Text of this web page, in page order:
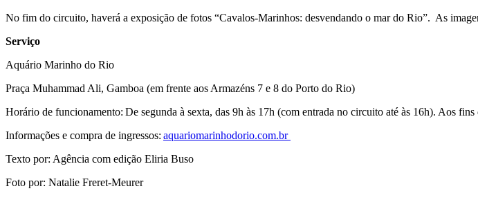
No fim do circuito, haverá a exposição de fotos “Cavalos-Marinhos: desvendando o mar do Rio”. As
Serviço
Aquário Marinho do Rio
Praça Muhammad Ali, Gamboa (em frente aos Armazéns 7 e 8 do Porto do Rio)
Horário de funcionamento: De segunda à sexta, das 9h às 17h (com entrada no circuito até às 16h). Aos
Informações e compra de ingressos: aquariomarinhodorio.com.br
Texto por: Agência com edição Eliria Buso
Foto por: Natalie Freret-Meurer